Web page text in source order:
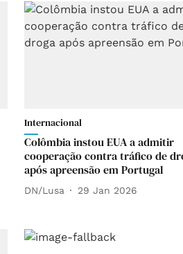
Internacional
Colômbia instou EUA a admitir
cooperação contra tráfico de
após apreensão em Portugal
DN/Lusa 29 Jan 2026